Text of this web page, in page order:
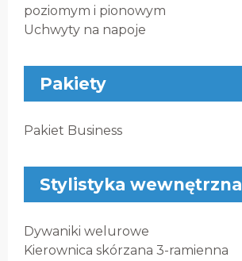
poziomym i pionowym
Uchwyty na napoje
Pakiety
Pakiet Business
Stylistyka wewnętrzna
Dywaniki welurowe
Kierownica skórzana 3-ramienna